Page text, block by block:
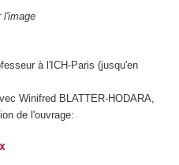
l'image
à l'ICH-Paris (jusqu'en
Winifred BLATTER-HODARA,
de l'ouvrage: